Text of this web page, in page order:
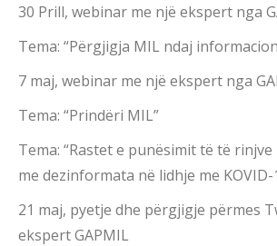
30 Prill, webinar me një ekspert nga
Tema: “Përgjigja MIL ndaj
7 maj, webinar me një ekspert nga
Tema: “Prindëri MIL”
Tema: “Rastet e punësimit të të rinjve
me dezinformata në lidhje me KOVID-
21 maj, pyetje dhe përgjigje përmes
ekspert GAPMIL